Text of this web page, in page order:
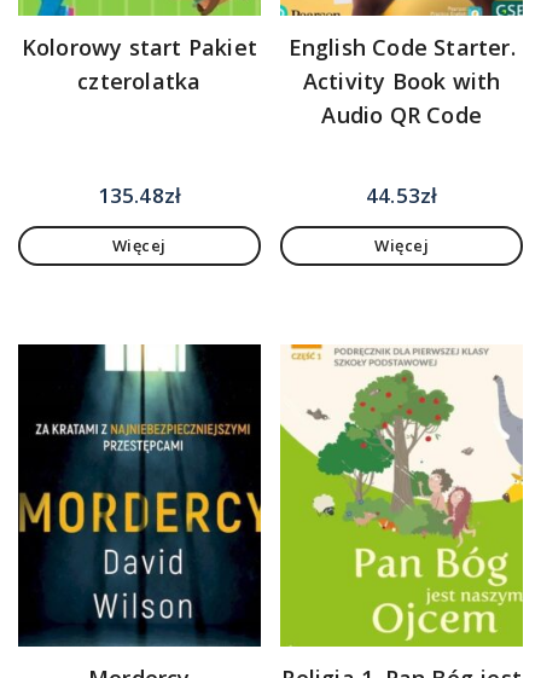
Kolorowy start Pakiet
czterolatka
135.48zł
Więcej
English Code Starter.
Activity Book with
Audio QR Code
44.53zł
Więcej